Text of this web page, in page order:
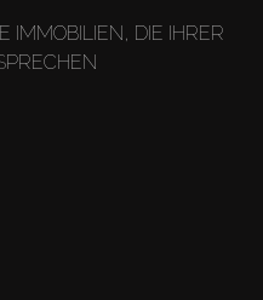
IMMOBILIEN, DIE IHRER